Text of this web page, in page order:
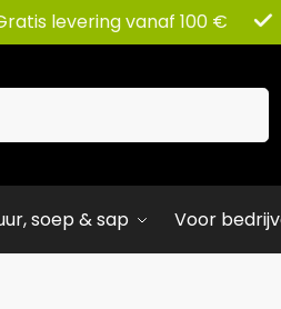
levering vanaf 100 €
soep & sap Voor